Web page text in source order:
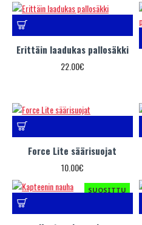
Erittäin laadukas pallosäkki
22.00€
Force Lite säärisuojat
10.00€
SUOSITTU